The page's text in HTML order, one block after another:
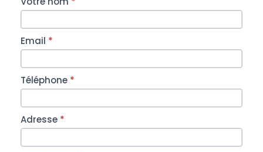
Email *
Téléphone *
Adresse *